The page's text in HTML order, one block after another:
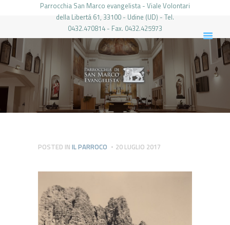
Parrocchia San Marco evangelista - Viale Volontari
della Libertá 61, 33100 - Udine (UD) - Tel.
0432.470814 - Fax. 0432.425973
PARROCCHIA DI SAN MARCO UDINE
HOME
LA PARROCCHIA
IL PARROCO
LE ATTIVITÀ
PIERABECH
CONTATTI
LOGIN
POSTED IN IL PARROCO 20 LUGLIO 2017